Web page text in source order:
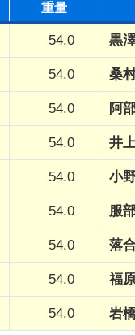
重量
54.0 黒
54.0 桑
54.0 阿
54.0 井
54.0 小
54.0 服
54.0 落
54.0 福
54.0 岩